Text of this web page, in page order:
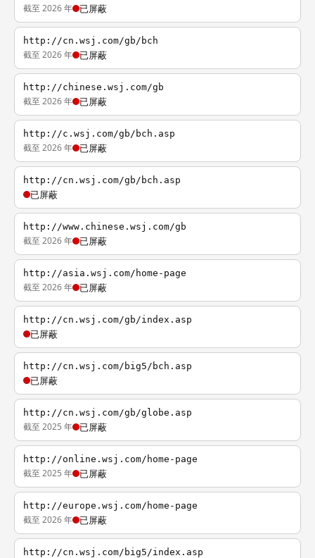
截至 2026 年 已屏蔽
http://cn.wsj.com/gb/bch
截至 2026 年 已屏蔽
http://chinese.wsj.com/gb
截至 2026 年 已屏蔽
http://c.wsj.com/gb/bch.asp
截至 2026 年 已屏蔽
http://cn.wsj.com/gb/bch.asp
已屏蔽
http://www.chinese.wsj.com/gb
截至 2026 年 已屏蔽
http://asia.wsj.com/home-page
截至 2026 年 已屏蔽
http://cn.wsj.com/gb/index.asp
已屏蔽
http://cn.wsj.com/big5/bch.asp
已屏蔽
http://cn.wsj.com/gb/globe.asp
截至 2025 年 已屏蔽
http://online.wsj.com/home-page
截至 2025 年 已屏蔽
http://europe.wsj.com/home-page
截至 2026 年 已屏蔽
http://cn.wsj.com/big5/index.asp